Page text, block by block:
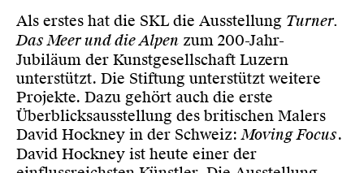
Als erstes hat die SKL die Ausstellung Turner.
Das Meer und die Alpen zum 200-Jahr-
Jubiläum der Kunstgesellschaft Luzern
unterstützt. Die Stiftung unterstützt weitere
Projekte. Dazu gehört auch die erste
Überblicksausstellung des britischen Malers
David Hockney in der Schweiz:Moving Focus.
David Hockney ist heute einer der